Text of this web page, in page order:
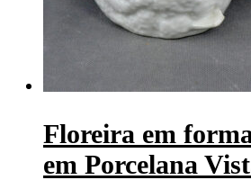
Floreira em
em Porcelana